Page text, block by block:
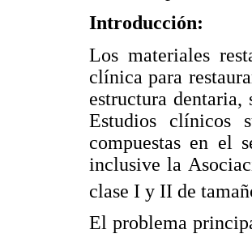
Introducción:
Los materiales
clínica para
estructura
Estudios clínicos
compuestas en el
inclusive la
clase I y II de
El problema